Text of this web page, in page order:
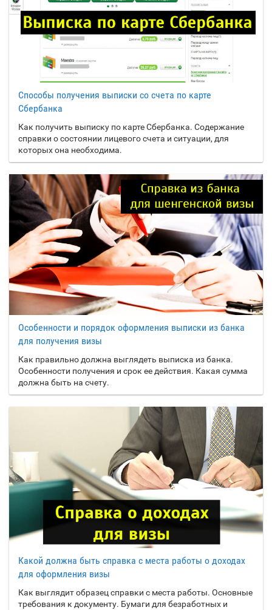
З
Замбия
Зимбабве
Израиль
Индия
Индонезия
Иордания
Ирак
Иран
Исландия
Испания
Италия
Й Йемен
Р
Республика Гаити
Республика Кипр
Республика Конго
Македония
Руанда
С
Сальвадор
Самоа
Сан-Марино
Сан-Томе и
Принсипи
Саудовская Аравия
Свазиленд
Северная Корея
Сейшельские
Сенегал
Сент-Винсент и
Сент-Китс и Невис
Сент-Люсия
Сербия
Сингапур
Сирия
Словакия
Словения
Соломоновы
Сомали
Способы получения выписки со счета по карте
Сбербанка
Как получить выписку по карте Сбербанка. Содержание
справки о состоянии лицевого счета и ситуации, для
которых она необходима.
Особенности и порядок оформления выписки из банка
для получения визы
Как правильно должна выглядеть выписка из банка.
Особенности получения и срок ее действия. Какая сумма
должна быть на счету.
Какой должна быть справка с места работы о доходах
для оформления визы
Как выглядит образец справки с места работы. Основные
требования к документу. Бумаги для безработных и